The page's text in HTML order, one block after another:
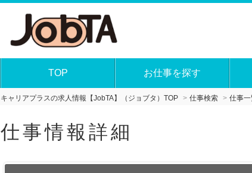
TOP お仕事を探す
キャリアプラスの求人情報【JobTA】（ジョブタ）TOP 仕事検索 仕事
仕事情報詳細